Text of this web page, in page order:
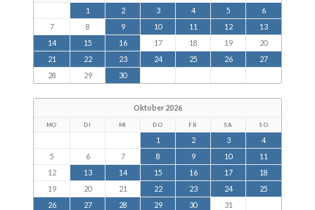
1 2 3 4 5
6
7
8 9 10 11 12
13
14
15 16 17 18 19
20
21
22 23 24 25 26
27
28
29 30
Oktober 2026
MO DI MI DO FR SA SO
1 2 3
4
5
6 7 8 9 10
11
12
13 14 15 16 17
18
19
20 21 22 23 24
25
26
27 28 29 30 31